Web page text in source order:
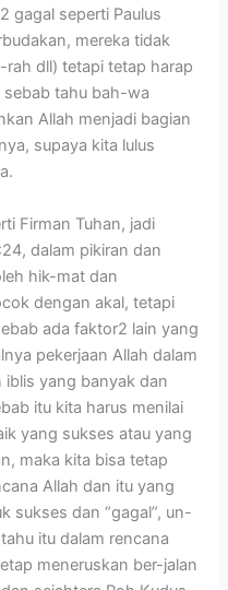
gagal seperti Paulus
mereka tidak
dll) tetapi tetap harap
tahu bah-wa
Allah menjadi bagian
supaya kita lulus
Firman Tuhan, jadi
dalam pikiran dan
hik-mat dan
dengan akal, tetapi
ada faktor2 lain yang
pekerjaan Allah dalam
iblis yang banyak dan
itu kita harus menilai
yang sukses atau yang
maka kita bisa tetap
Allah dan itu yang
sukses dan “gagal”, un-
itu dalam rencana
meneruskan ber-jalan